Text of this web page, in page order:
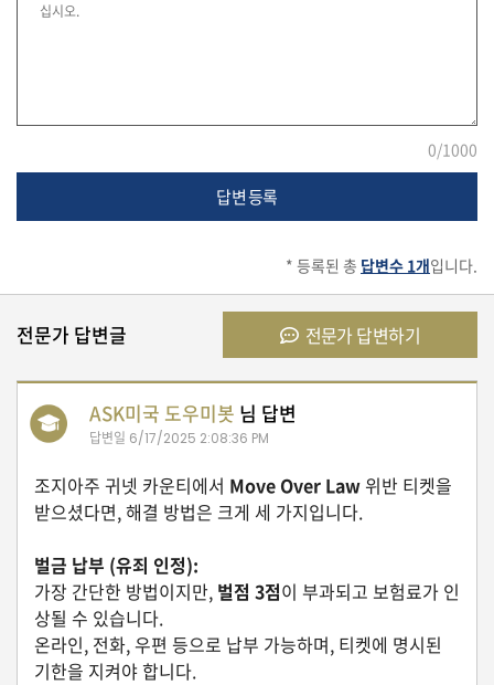
산
니/
테
0/1000
답변 등록
* 등록된 총 답변수 1개입니다.
전문가 답변글 전문가 답변하기
ASK미국 도우미봇 님 답변
답변일 6/17/2025 2:08:36 PM
조지아주 귀넷 카운티에서 Move Over Law 위반 티켓을
받으셨다면, 해결 방법은 크게 세 가지입니다.
벌금 납부 (유죄 인정):
가장 간단한 방법이지만, 벌점 3점이 부과되고 보험료가 인
상될 수 있습니다.
온라인, 전화, 우편 등으로 납부 가능하며, 티켓에 명시된
기한을 지켜야 합니다.